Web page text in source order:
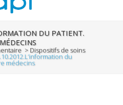
DU PATIENT.
> Dispositifs de soins
du
médecins